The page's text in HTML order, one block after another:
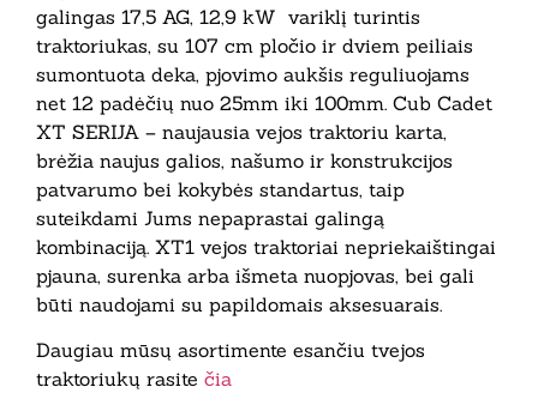
galingas 17,5 AG, 12,9 kW variklį turintis
traktoriukas, su 107 cm pločio ir dviem peiliais
sumontuota deka, pjovimo aukšis reguliuojams
net 12 padėčių nuo 25mm iki 100mm. Cub Cadet
XT SERIJA – naujausia vejos traktoriu karta,
brėžia naujus galios, našumo ir konstrukcijos
patvarumo bei kokybės standartus, taip
suteikdami Jums nepaprastai galingą
kombinaciją. XT1 vejos traktoriai nepriekaištingai
pjauna, surenka arba išmeta nuopjovas, bei gali
būti naudojami su papildomais aksesuarais.
Daugiau mūsų asortimente esančiu tvejos
traktoriukų rasite čia